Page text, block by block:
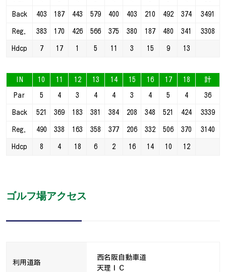
Back 403 187 443 579 400 403 210 492 374 3491
Reg. 383 170 426 566 375 380 187 480 341 3308
Hdcp 7 17 1 5 11 3 15 9 13
IN 10 11 12 13 14 15 16 17 18 計
Par 5 4 3 4 4 3 4 5 4 36
Back 521 369 183 381 384 208 348 521 424 3339
Reg. 490 338 163 358 377 206 332 506 370 3140
Hdcp 8 4 18 6 2 16 14 10 12
ゴルフ場アクセス
利用道路
西名阪自動車道
天理ＩＣ